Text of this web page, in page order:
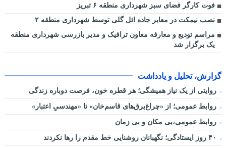
فوت کارگر فضای سبز شهرداری منطقه ۶ تبریز
نصب نیمکت در معابر جاده ائل گلی توسط شهرداری منطقه ۲
مراسم تودیع و معارفه معاون ترافیک و مدیر بازرسی شهرداری منطقه
یک برگزار شد
گزارش، تحلیل و یادداشت
روایتی از یک نیاز همیشگی؛ هر قطره خون، فرصت دوباره زندگی
روابط عمومی؛ از «چراغ‌برق‌های قاسم‌خان» تا «مهندسیِ اعتبار»
روابط عمومی،بی مکان و بی زمان